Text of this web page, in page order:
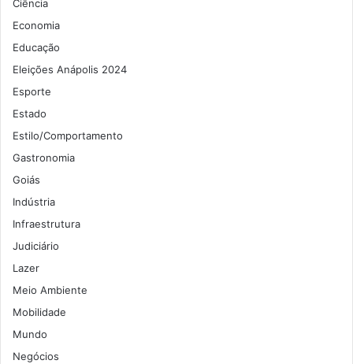
Ciência
Economia
Educação
Eleições Anápolis 2024
Esporte
Estado
Estilo/Comportamento
Gastronomia
Goiás
Indústria
Infraestrutura
Judiciário
Lazer
Meio Ambiente
Mobilidade
Mundo
Negócios